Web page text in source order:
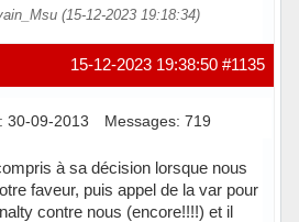
(15-12-2023 19:18:34)
#1135
15-12-2023 19:38:50
30-09-2013 Messages: 719
à sa décision lorsque nous
faveur, puis appel de la var pour
contre nous (encore!!!!) et il